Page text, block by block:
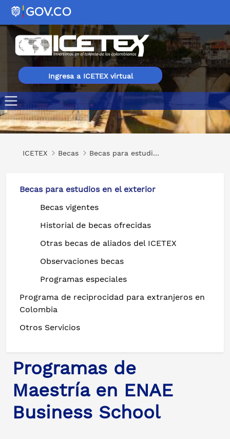
Ingresa a ICETEX virtual
Programas de Maestría en ENAE Business School
ICETEX Becas Becas para estudios en el exterior
Becas para estudios en el exterior
Becas vigentes
Historial de becas ofrecidas
Otras becas de aliados del ICETEX
Observaciones becas
Programas especiales
Programa de reciprocidad para extranjeros en
Colombia
Otros Servicios
Programas de
Maestría en ENAE
Business School